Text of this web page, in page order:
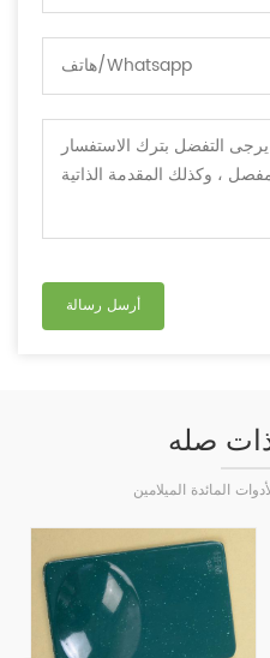
صله
المائدة الميلامين